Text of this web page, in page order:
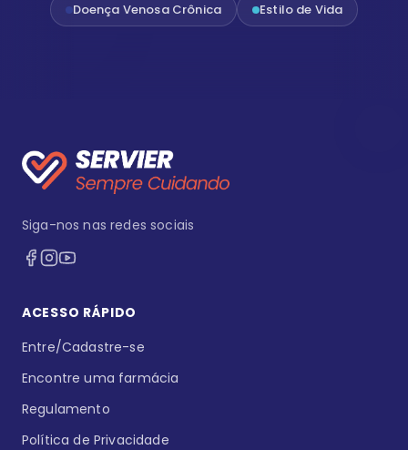
Doença Venosa Crônica
Estilo de Vida
Siga-nos nas redes sociais
ACESSO RÁPIDO
Entre/Cadastre-se
Encontre uma farmácia
Regulamento
Política de Privacidade